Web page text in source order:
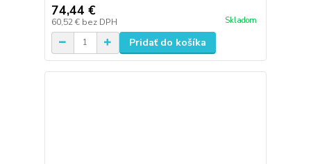
74,44 €
60,52 € bez DPH Skladom
Pridať do košíka